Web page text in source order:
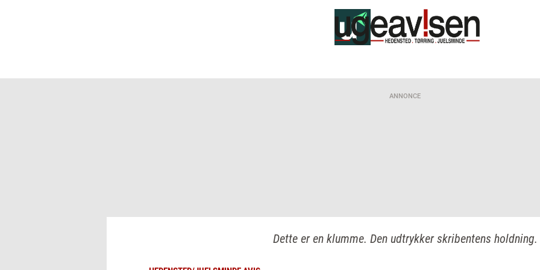
ANNONCE
Dette er en klumme. Den udtrykker skribentens holdning.